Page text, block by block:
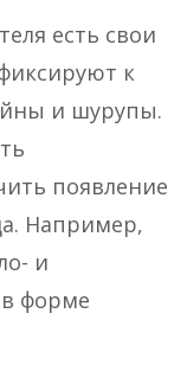
есть свои
к
и шурупы.
появление
Например,
и
форме